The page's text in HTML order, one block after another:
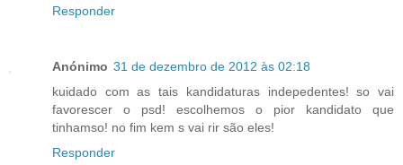
Responder
Anónimo 31 de dezembro de 2012 às 02:18
kuidado com as tais kandidaturas indepedentes! so vai
favorescer o psd! escolhemos o pior kandidato que
tinhamso! no fim kem s vai rir são eles!
Responder